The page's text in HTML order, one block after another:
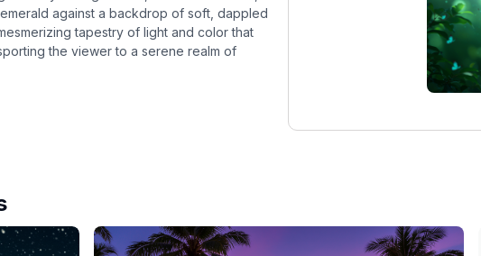
against a backdrop of soft, dappled
tapestry of light and color that
the viewer to a serene realm of